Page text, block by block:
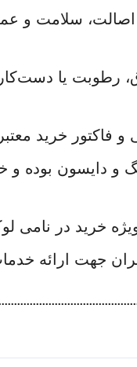
اصالت، سلامت و
رطوبت یا
و فاکتور خرید
و دایسون بوده
خرید در نامی
جهت ارائه